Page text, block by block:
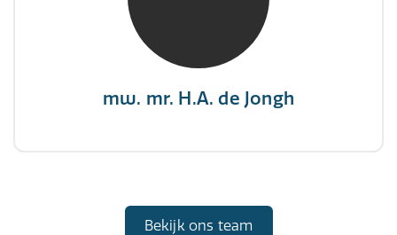
mw. mr. H.A. de Jongh
"There is no elevator to succes, you need to
Bekijk ons team